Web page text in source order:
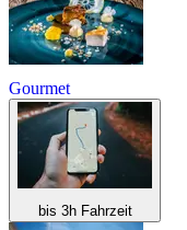
Gourmet
bis 3h Fahrzeit